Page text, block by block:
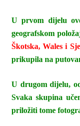
U prvom dijelu
geografskom
Škotska, Wales i
prikupila na
U drugom dijelu,
Svaka skupina
priložiti tome